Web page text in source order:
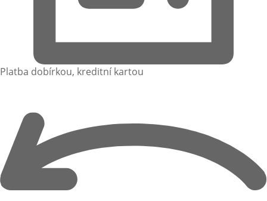
Platba dobírkou, kreditní kartou